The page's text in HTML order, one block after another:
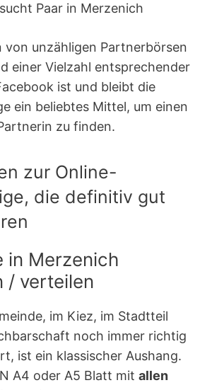
Paar in Merzenich
von unzähligen Partnerbörsen
einer Vielzahl entsprechender
ist und bleibt die
ein beliebtes Mittel, um einen
zu finden.
zur Online-
die definitiv gut
in Merzenich
/ verteilen
im Kiez, im Stadtteil
noch immer richtig
ist ein klassischer Aushang.
A4 oder A5 Blatt mit allen